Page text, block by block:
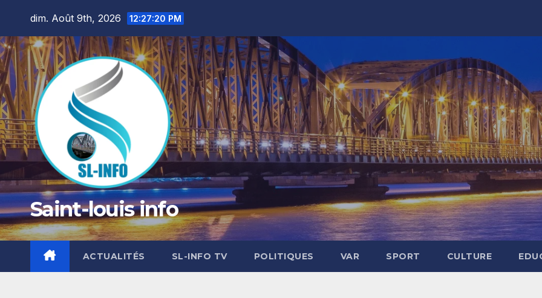
content
dim. Août 9th, 2026 12:27:22 PM
Saint-louis info
ACTUALITÉS SL-INFO TV POLITIQUES VAR SPORT CULTURE